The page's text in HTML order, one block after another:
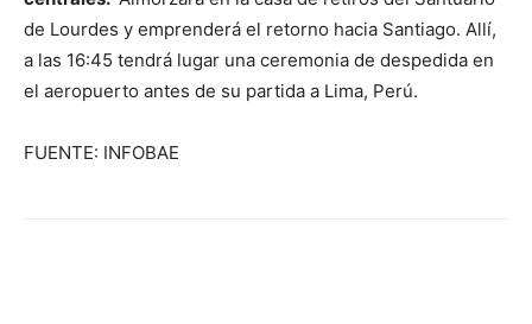
de Lourdes y emprenderá el retorno hacia Santiago. Allí,
a las 16:45 tendrá lugar una ceremonia de despedida en
el aeropuerto antes de su partida a Lima, Perú.
FUENTE: INFOBAE